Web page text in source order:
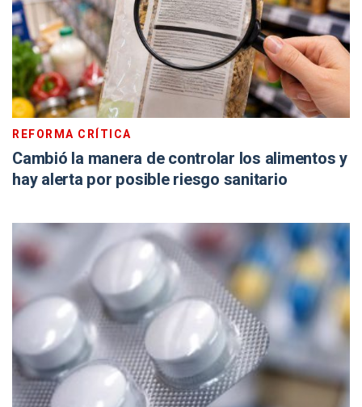
REFORMA CRÍTICA
Cambió la manera de controlar los alimentos y
hay alerta por posible riesgo sanitario